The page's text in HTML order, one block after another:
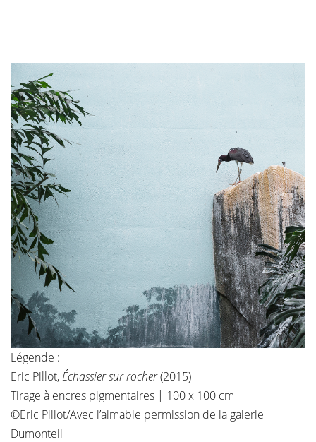
Légende :
Eric Pillot,Échassier sur rocher(2015)
Tirage à encres pigmentaires | 100 x 100 cm
©Eric Pillot/Avec l’aimable permission de la galerie
Dumonteil